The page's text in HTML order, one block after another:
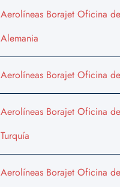
Aerolíneas Borajet Oficina
Alemania
Aerolíneas Borajet Oficina
Aerolíneas Borajet Oficina
Turquía
Aerolíneas Borajet Oficina